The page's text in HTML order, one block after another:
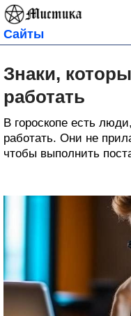
Сайты
Знаки,
работать
В гороскопе есть
работать. Они не
чтобы выполнить